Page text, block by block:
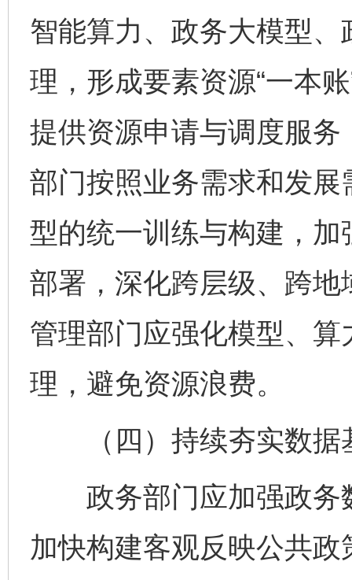
智能算力、政务大模型
理，形成要素资源“一本
提供资源申请与调度服
部门按照业务需求和发
型的统一训练与构建，
部署，深化跨层级、跨
管理部门应强化模型、
理，避免资源浪费。
（四）持续夯实数据
政务部门应加强政务
加快构建客观反映公共